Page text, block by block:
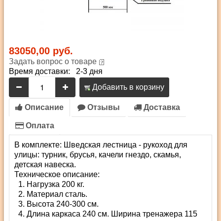
83050,00 руб.
Задать вопрос о товаре
Время доставки: 2-3 дня
Добавить в корзину
Описание Отзывы Доставка
Оплата
В комплекте: Шведская лестница - рукоход для
улицы: турник, брусья, качели гнездо, скамья,
детская навеска.
Техническое описание:
Нагрузка 200 кг.
Материал сталь.
Высота 240-300 см.
Длина каркаса 240 см. Ширина тренажера 115